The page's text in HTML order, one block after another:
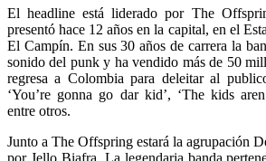
El headline está liderado por The
presentó hace 12 años en la capital, en el
El Campín. En sus 30 años de carrera la
sonido del punk y ha vendido más de 50
regresa a Colombia para deleitar al
‘You’re gonna go dar kid’, ‘The kids
entre otros.
Junto a The Offspring estará la agrupación
por Jello Biafra. La legendaria banda